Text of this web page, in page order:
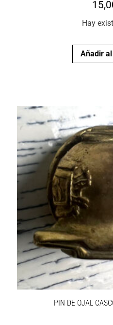
Hay
Añadir
PIN DE OJAL